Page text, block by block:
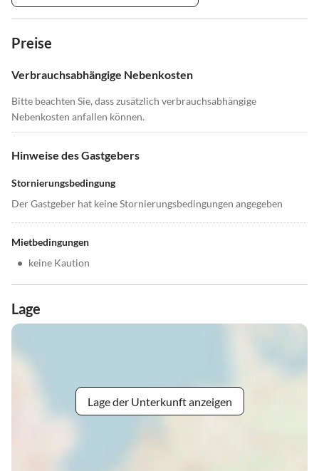
Preise
Verbrauchsabhängige Nebenkosten
Bitte beachten Sie, dass zusätzlich verbrauchsabhängige
Nebenkosten anfallen können.
Hinweise des Gastgebers
Stornierungsbedingung
Der Gastgeber hat keine Stornierungsbedingungen angegeben
Mietbedingungen
• keine Kaution
Lage
Lage der Unterkunft anzeigen